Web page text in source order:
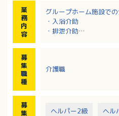
業
務
内
容
グループホーム施設で
・入浴介助
・排泄介助
1日1日を豊かに穏やか
調理業務は現在はヨシ
募
集
職
種
介護職
募
集
ヘルパー2級 ヘル